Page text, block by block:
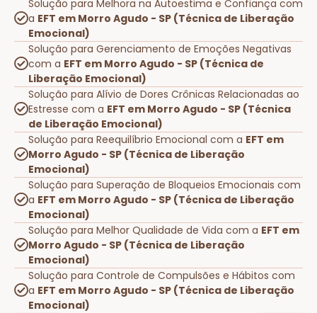
Solução para Melhora na Autoestima e Confiança com
a EFT em Morro Agudo - SP (Técnica de Liberação
Emocional)
Solução para Gerenciamento de Emoções Negativas
com a EFT em Morro Agudo - SP (Técnica de
Liberação Emocional)
Solução para Alívio de Dores Crônicas Relacionadas ao
Estresse com a EFT em Morro Agudo - SP (Técnica
de Liberação Emocional)
Solução para Reequilíbrio Emocional com a EFT em
Morro Agudo - SP (Técnica de Liberação
Emocional)
Solução para Superação de Bloqueios Emocionais com
a EFT em Morro Agudo - SP (Técnica de Liberação
Emocional)
Solução para Melhor Qualidade de Vida com a EFT em
Morro Agudo - SP (Técnica de Liberação
Emocional)
Solução para Controle de Compulsões e Hábitos com
a EFT em Morro Agudo - SP (Técnica de Liberação
Emocional)